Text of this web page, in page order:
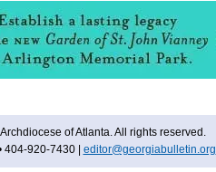
of Atlanta. All rights reserved.
404-920-7430 | editor@georgiabulletin.org